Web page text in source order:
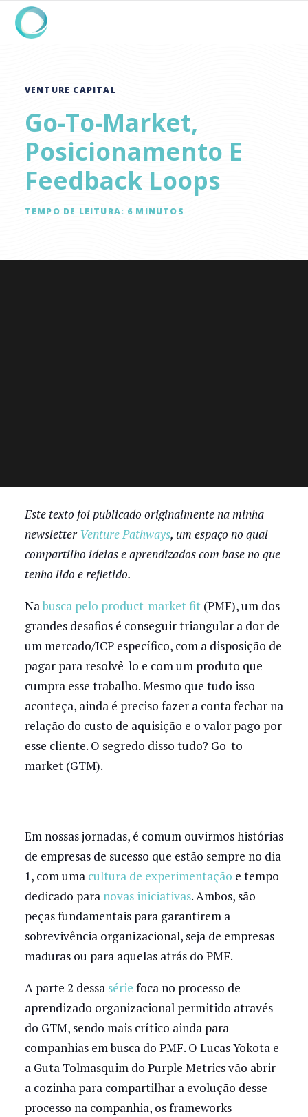
VENTURE CAPITAL
Go-To-Market,
Posicionamento E
Feedback Loops
TEMPO DE LEITURA: 6 MINUTOS
Este texto foi publicado originalmente na minha
newsletterVenture Pathways, um espaço no qual
compartilho ideias e aprendizados com base no que
tenho lido e refletido.
Nabusca pelo product-market fit(PMF), um dos
grandes desafios é conseguir triangular a dor de
um mercado/ICP específico, com a disposição de
pagar para resolvê-lo e com um produto que
cumpra esse trabalho. Mesmo que tudo isso
aconteça, ainda é preciso fazer a conta fechar na
relação do custo de aquisição e o valor pago por
esse cliente. O segredo disso tudo? Go-to-
market (GTM).
Em nossas jornadas, é comum ouvirmos histórias
de empresas de sucesso que estão sempre no dia
1, com uma cultura de experimentação e tempo
dedicado para novas iniciativas. Ambos, são
peças fundamentais para garantirem a
sobrevivência organizacional, seja de empresas
maduras ou para aquelas atrás do PMF.
A parte 2 dessa série foca no processo de
aprendizado organizacional permitido através
do GTM, sendo mais crítico ainda para
companhias em busca do PMF. O Lucas Yokota e
a Guta Tolmasquim do Purple Metrics vão abrir
a cozinha para compartilhar a evolução desse
processo na companhia, os frameworks